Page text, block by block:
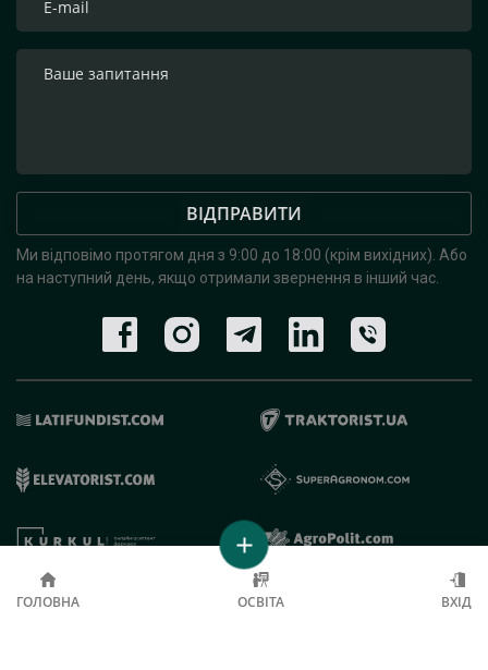
ВІДПРАВИТИ
Ми відповімо протягом дня з 9:00 до 18:00 (крім вихідних). Або
на наступний день, якщо отримали звернення в інший час.
© 2019 - 2026 AgroRobota. Всі права захищені.
ГОЛОВНА ОСВІТА ВХІД